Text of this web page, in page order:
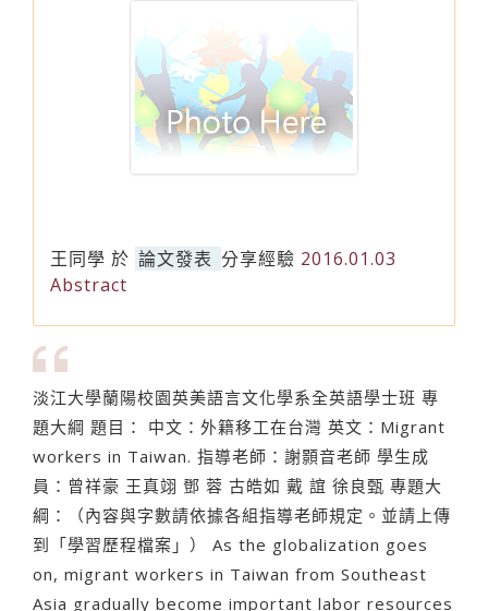
王同學 於 論文發表 分享經驗 2016.01.03
Abstract
淡江大學蘭陽校園英美語言文化學系全英語學士班 專
題大綱 題目： 中文：外籍移工在台灣 英文：Migrant
workers in Taiwan. 指導老師：謝顥音老師 學生成
員：曾祥豪 王真翊 鄧 蓉 古皓如 戴 誼 徐良甄 專題大
綱：（內容與字數請依據各組指導老師規定。並請上傳
到「學習歷程檔案」） As the globalization goes
on, migrant workers in Taiwan from Southeast
Asia gradually become important labor resources